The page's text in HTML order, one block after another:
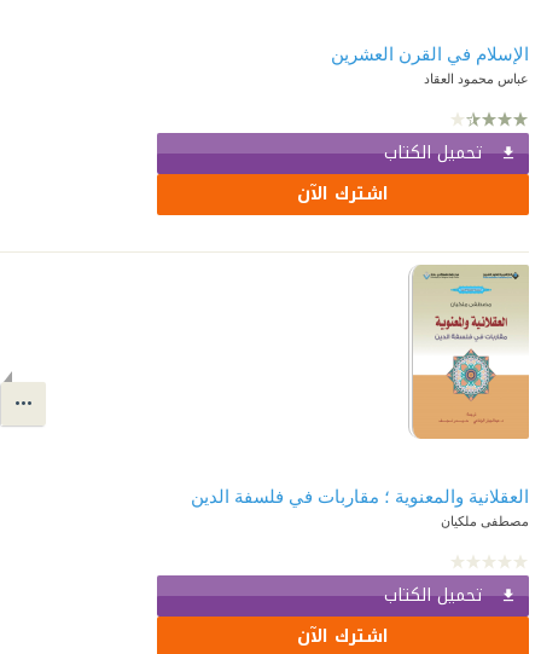
الإسلام في القرن العشرين
عباس محمود العقاد
تحميل الكتاب
اشترك الآن
العقلانية والمعنوية ؛ مقاربات في فلسفة الدين
مصطفى ملكيان
تحميل الكتاب
اشترك الآن